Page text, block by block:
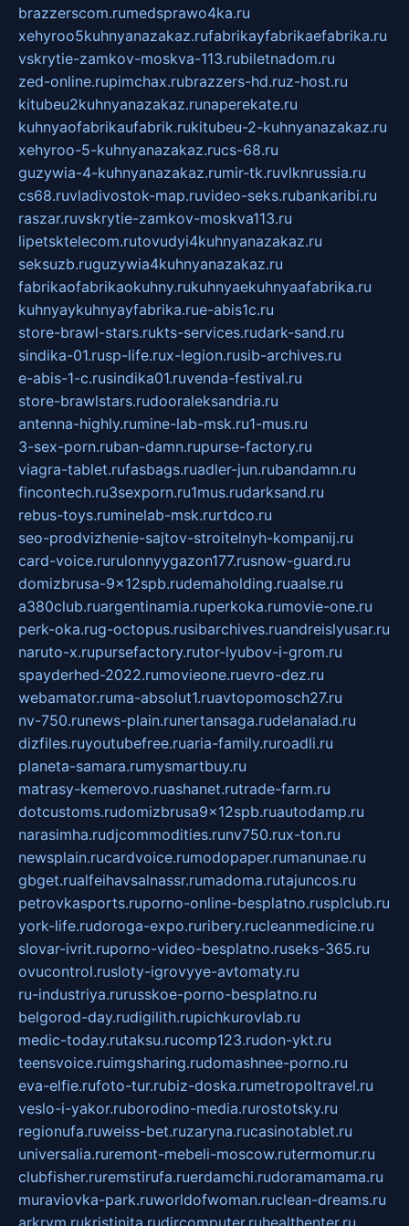
brazzerscom.rumedsprawo4ka.ru
xehyroo5kuhnyanazakaz.rufabrikayfabrikaefabrika.ru
vskrytie-zamkov-moskva-113.rubiletnadom.ru
zed-online.rupimchax.rubrazzers-hd.ruz-host.ru
kitubeu2kuhnyanazakaz.runaperekate.ru
kuhnyaofabrikaufabrik.rukitubeu-2-kuhnyanazakaz.ru
xehyroo-5-kuhnyanazakaz.rucs-68.ru
guzywia-4-kuhnyanazakaz.rumir-tk.ruvlknrussia.ru
cs68.ruvladivostok-map.ruvideo-seks.rubankaribi.ru
raszar.ruvskrytie-zamkov-moskva113.ru
lipetsktelecom.rutovudyi4kuhnyanazakaz.ru
seksuzb.ruguzywia4kuhnyanazakaz.ru
fabrikaofabrikaokuhny.rukuhnyaekuhnyaafabrika.ru
kuhnyaykuhnyayfabrika.rue-abis1c.ru
store-brawl-stars.rukts-services.rudark-sand.ru
sindika-01.rusp-life.rux-legion.rusib-archives.ru
e-abis-1-c.rusindika01.ruvenda-festival.ru
store-brawlstars.rudooraleksandria.ru
antenna-highly.rumine-lab-msk.ru1-mus.ru
3-sex-porn.ruban-damn.rupurse-factory.ru
viagra-tablet.rufasbags.ruadler-jun.rubandamn.ru
fincontech.ru3sexporn.ru1mus.rudarksand.ru
rebus-toys.ruminelab-msk.rurtdco.ru
seo-prodvizhenie-sajtov-stroitelnyh-kompanij.ru
card-voice.rurulonnyygazon177.rusnow-guard.ru
domizbrusa-9x12spb.rudemaholding.ruaalse.ru
a380club.ruargentinamia.ruperkoka.rumovie-one.ru
perk-oka.rug-octopus.rusibarchives.ruandreislyusar.ru
naruto-x.rupursefactory.rutor-lyubov-i-grom.ru
spayderhed-2022.rumovieone.ruevro-dez.ru
webamator.ruma-absolut1.ruavtopomosch27.ru
nv-750.runews-plain.runertansaga.rudelanalad.ru
dizfiles.ruyoutubefree.ruaria-family.ruroadli.ru
planeta-samara.rumysmartbuy.ru
matrasy-kemerovo.ruashanet.rutrade-farm.ru
dotcustoms.rudomizbrusa9x12spb.ruautodamp.ru
narasimha.rudjcommodities.runv750.rux-ton.ru
newsplain.rucardvoice.rumodopaper.rumanunae.ru
gbget.rualfeihavsalnassr.rumadoma.rutajuncos.ru
petrovkasports.ruporno-online-besplatno.rusplclub.ru
york-life.rudoroga-expo.ruribery.rucleanmedicine.ru
slovar-ivrit.ruporno-video-besplatno.ruseks-365.ru
ovucontrol.rusloty-igrovyye-avtomaty.ru
ru-industriya.rurusskoe-porno-besplatno.ru
belgorod-day.rudigilith.rupichkurovlab.ru
medic-today.rutaksu.rucomp123.rudon-ykt.ru
teensvoice.ruimgsharing.rudomashnee-porno.ru
eva-elfie.rufoto-tur.rubiz-doska.rumetropoltravel.ru
veslo-i-yakor.ruborodino-media.rurostotsky.ru
regionufa.ruweiss-bet.ruzaryna.rucasinotablet.ru
universalia.ruremont-mebeli-moscow.rutermomur.ru
clubfisher.ruremstirufa.ruerdamchi.rudoramamama.ru
muraviovka-park.ruworldofwoman.ruclean-dreams.ru
arkrym.rukristinita.rudircomputer.ruhealthenter.ru